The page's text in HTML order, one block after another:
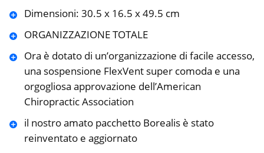
Dimensioni: 30.5 x 16.5 x 49.5 cm
ORGANIZZAZIONE TOTALE
Ora è dotato di un’organizzazione di facile accesso,
una sospensione FlexVent super comoda e una
orgogliosa approvazione dell’American
Chiropractic Association
il nostro amato pacchetto Borealis è stato
reinventato e aggiornato